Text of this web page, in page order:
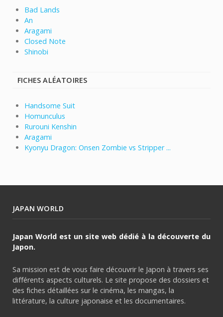
Bad Lands
An
Aragami
Closed Note
Shinobi
FICHES ALÉATOIRES
Handsome Suit
Homunculus
Rurouni Kenshin
Aragami
Kyonyu Dragon: Onsen Zombie vs Stripper ...
JAPAN WORLD
Japan World est un site web dédié à la découverte du
Japon.
Sa mission est de vous faire découvrir le Japon à travers ses
différents aspects culturels. Le site propose des dossiers et
des fiches détaillées sur le cinéma, les mangas, la
littérature, la culture japonaise et les documentaires.